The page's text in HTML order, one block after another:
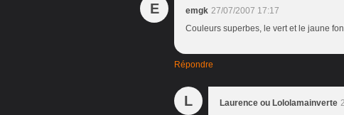
E emgk 27/07/2007 17:17
Couleurs superbes, le vert et le jaune
Répondre
L Laurence ou Lololamainverte